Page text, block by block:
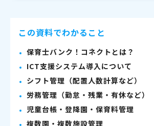
この資料でわかること
保育士バンク！コネクトとは？
ICT支援システム導入について
シフト管理（配置人数計算など）
労務管理（勤怠・残業・有休など）
児童台帳・登降園・保育料管理
複数園・複数施設管理